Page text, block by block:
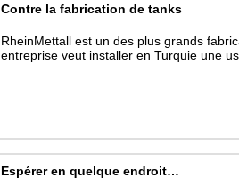
Contre la fabrication de tanks
RheinMettall est un des plus grands
entreprise veut installer en Turquie une
Espérer en quelque endroit…